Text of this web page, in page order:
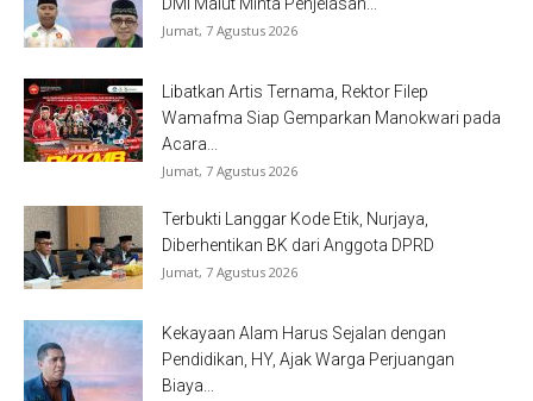
Jumat, 7 Agustus 2026
Libatkan Artis Ternama, Rektor Filep
Wamafma Siap Gemparkan Manokwari pada
Acara...
Jumat, 7 Agustus 2026
Terbukti Langgar Kode Etik, Nurjaya,
Diberhentikan BK dari Anggota DPRD
Jumat, 7 Agustus 2026
Kekayaan Alam Harus Sejalan dengan
Pendidikan, HY, Ajak Warga Perjuangan
Biaya...